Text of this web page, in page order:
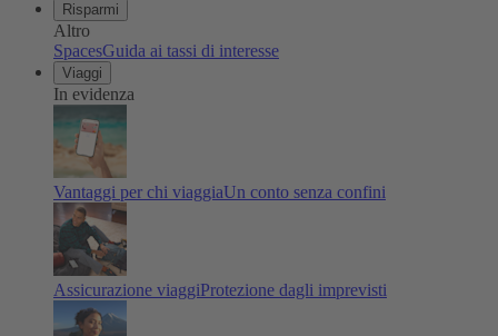
Risparmi
Altro
SpacesGuida ai tassi di interesse
Viaggi
In evidenza
Vantaggi per chi viaggiaUn conto senza confini
Assicurazione viaggiProtezione dagli imprevisti